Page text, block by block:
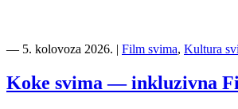
Mediteran
Film
svima
― 5. kolovoza 2026. | Film svima, Kultura
Koke svima — inkluzivna